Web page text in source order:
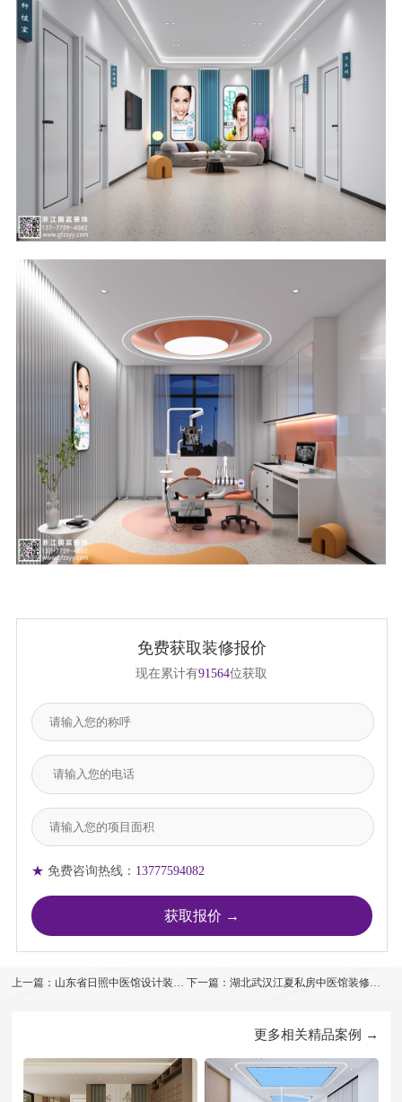
免费获取装修报价
现在累计有91564位获取
★免费咨询热线： 13777594082
上一篇：山东省日照中医馆设计装修 下一篇：湖北武汉江夏私房中医馆装修设
更多相关精品案例 →